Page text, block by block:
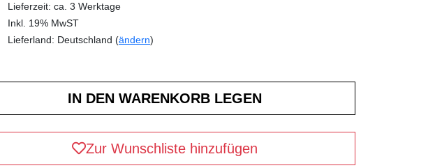
Lieferzeit: ca. 3 Werktage
Inkl. 19% MwST
Lieferland: Deutschland (ändern)
Zur Wunschliste hinzufügen